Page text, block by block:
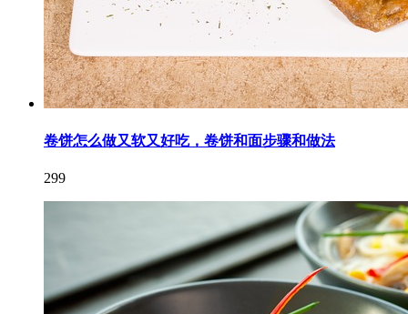
卷饼怎么做又软又好吃，卷饼和面步骤和做法
299